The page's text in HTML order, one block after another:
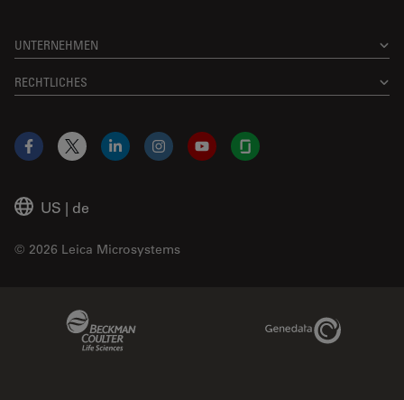
UNTERNEHMEN
RECHTLICHES
US | de
© 2026 Leica Microsystems
Facebook
X LinkedInInstagramYouTubeGlassdoor
Genedata Link